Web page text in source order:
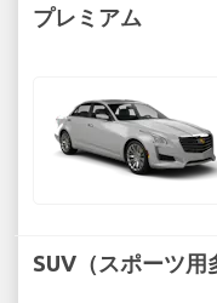
プレミアム
SUV（スポーツ用